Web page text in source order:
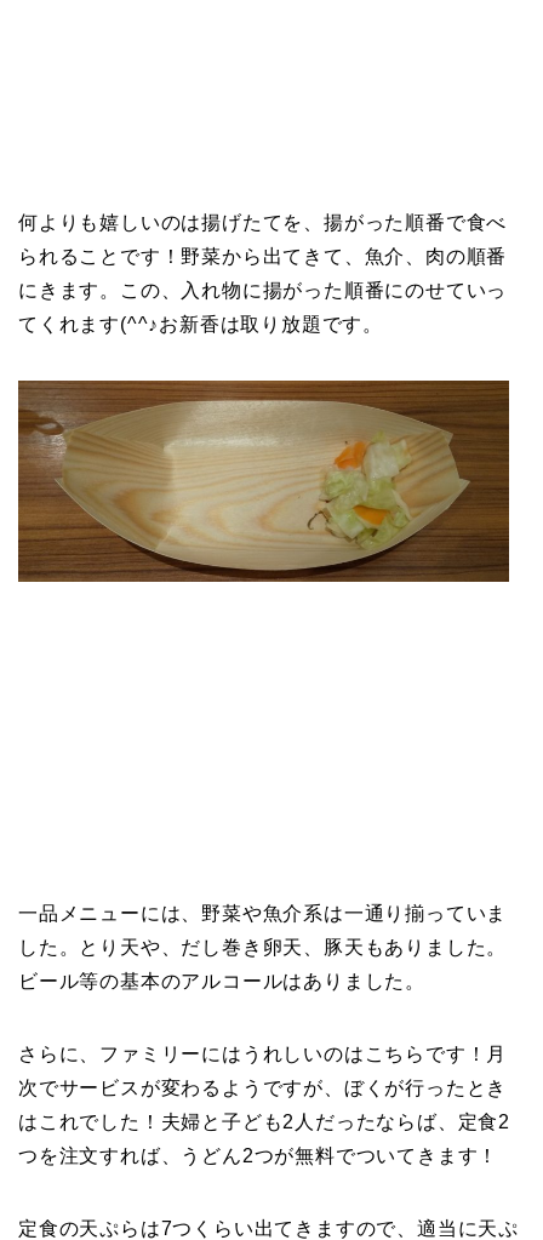
何よりも嬉しいのは揚げたてを、揚がった順番で食べ
られることです！野菜から出てきて、魚介、肉の順番
にきます。この、入れ物に揚がった順番にのせていっ
てくれます(^^♪お新香は取り放題です。
一品メニューには、野菜や魚介系は一通り揃っていま
した。とり天や、だし巻き卵天、豚天もありました。
ビール等の基本のアルコールはありました。
さらに、ファミリーにはうれしいのはこちらです！月
次でサービスが変わるようですが、ぼくが行ったとき
はこれでした！夫婦と子ども2人だったならば、定食2
つを注文すれば、うどん2つが無料でついてきます！
定食の天ぷらは7つくらい出てきますので、適当に天ぷ